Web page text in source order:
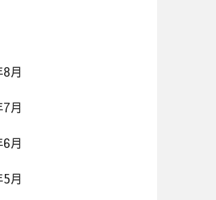
月
月
月
月